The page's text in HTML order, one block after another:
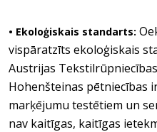
• Ekoloģiskais standarts:
vispāratzīts ekoloģiskais
Austrijas
Hohenšteinas pētniecības
marķējumu testētiem un
nav kaitīgas, kaitīgas